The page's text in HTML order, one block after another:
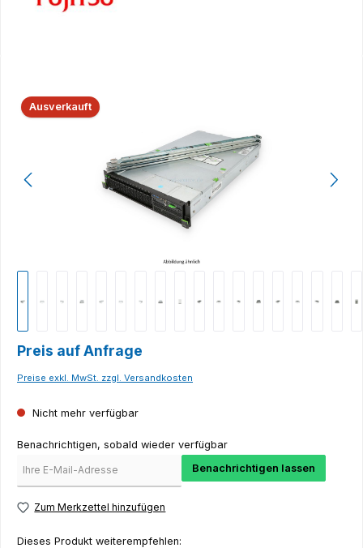
Bildergalerie überspringen
Ausverkauft
Preis auf Anfrage
Preise exkl. MwSt. zzgl. Versandkosten
Nicht mehr verfügbar
Benachrichtigen, sobald wieder verfügbar
Benachrichtigen lassen
Zum Merkzettel hinzufügen
Dieses Produkt weiterempfehlen: